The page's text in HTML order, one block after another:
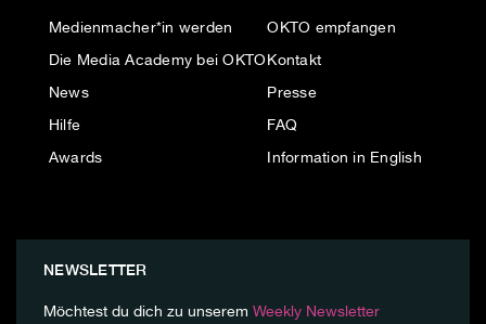
Medienmacher*in werden
Die Media Academy bei OKTO
News
Hilfe
Awards
OKTO empfangen
Kontakt
Presse
FAQ
Information in English
NEWSLETTER
Möchtest du dich zu unserem Weekly Newsletter